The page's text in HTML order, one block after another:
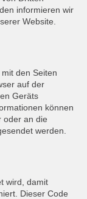
informieren wir
Website.
den Seiten
auf der
Geräts
können
oder an die
werden.
wird, damit
Dieser Code